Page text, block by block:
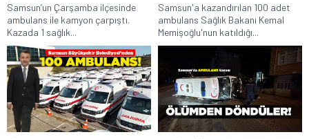
Samsun’un Çarşamba ilçesinde
ambulans ile kamyon çarpıştı.
Kazada 1 sağlık...
Samsun'a kazandırılan 100 adet
ambulans Sağlık Bakanı Kemal
Memişoğlu'nun katıldığı...